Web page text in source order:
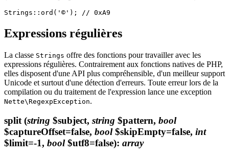
Expressions régulières
La classe Strings offre des fonctions pour travailler avec les
expressions régulières. Contrairement aux fonctions natives de PHP,
elles disposent d'une API plus compréhensible, d'un meilleur support
Unicode et surtout d'une détection d'erreurs. Toute erreur lors de la
compilation ou du traitement de l'expression lance une exception
Nette\RegexpException.
split(string $subject, string $pattern, bool
$captureOffset=false, bool$skipEmpty=false, int
$limit=-1, bool$utf8=false): array